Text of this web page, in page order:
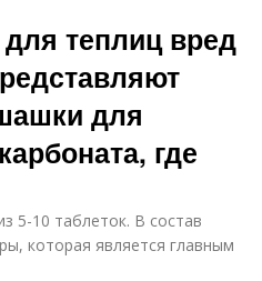
теплиц вред
для
где
5-10 таблеток. В состав
которая является главным